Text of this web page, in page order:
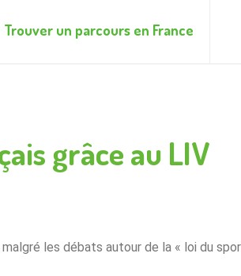
Trouver un parcours en France
grâce au LIV
les débats autour de la « loi du